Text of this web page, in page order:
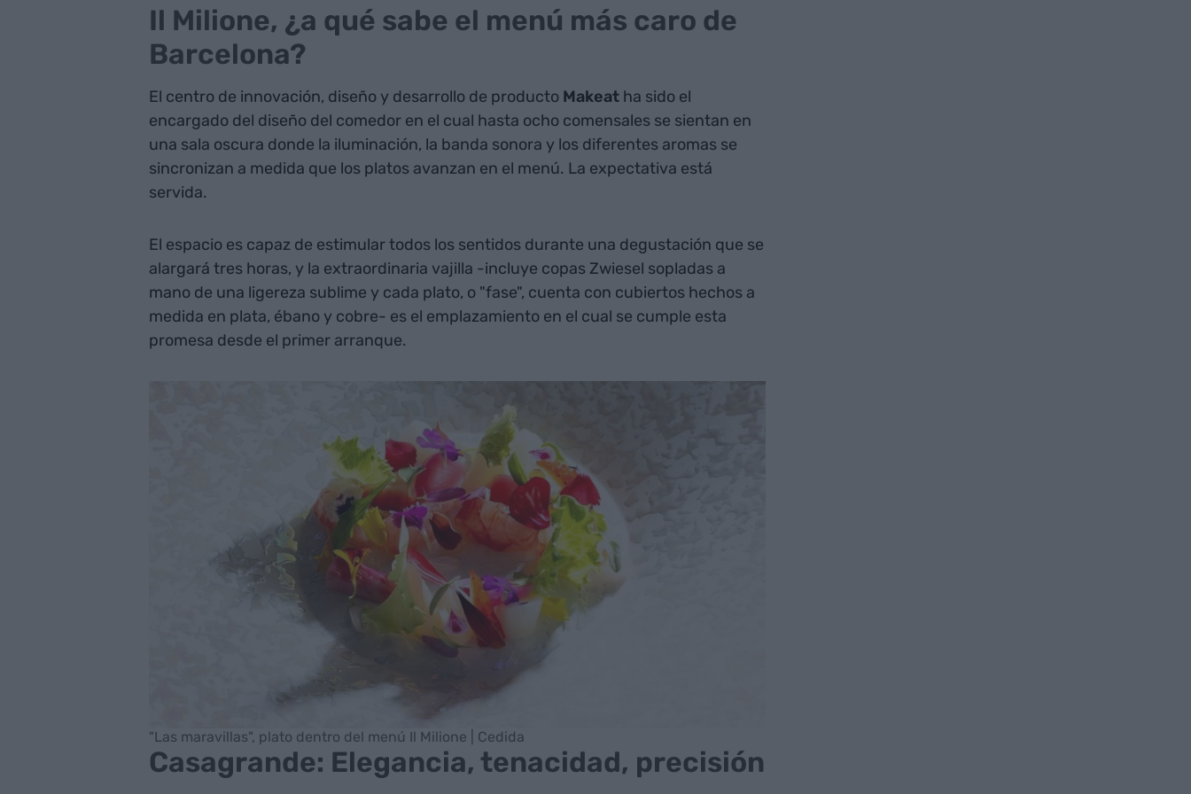
Il Milione, ¿a qué sabe el menú más caro de
Barcelona?
El centro de innovación, diseño y desarrollo de producto Makeatha sido el
encargado del diseño del comedor en el cual hasta ocho comensales se sientan en
una sala oscura donde la iluminación, la banda sonora y los diferentes aromas se
sincronizan a medida que los platos avanzan en el menú. La expectativa está
servida.
El espacio es capaz de estimular todos los sentidos durante una degustación que se
alargará tres horas, y la extraordinaria vajilla -incluye copas Zwiesel sopladas a
mano de una ligereza sublime y cada plato, o "fase", cuenta con cubiertos hechos a
medida en plata, ébano y cobre- es el emplazamiento en el cual se cumple esta
promesa desde el primer arranque.
"Las maravillas", plato dentro del menú Il Milione | Cedida
Casagrande: Elegancia, tenacidad, precisión